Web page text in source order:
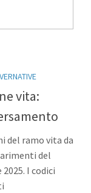
vita:
del ramo vita da
del
I codici